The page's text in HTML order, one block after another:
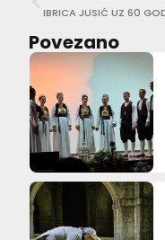
Povezano